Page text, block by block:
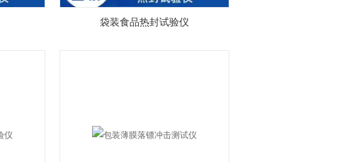
袋装食品热封试验仪